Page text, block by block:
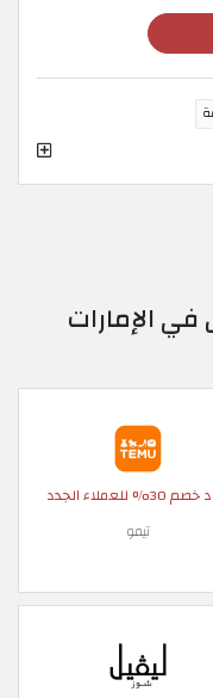
الإمارات
للعملاء الجدد
تيمو